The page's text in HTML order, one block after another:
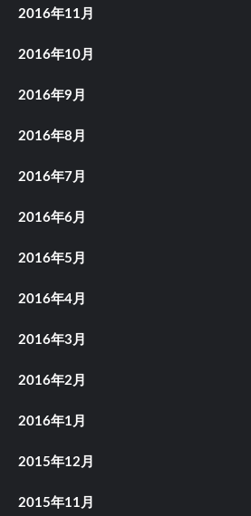
2016年11月
2016年10月
2016年9月
2016年8月
2016年7月
2016年6月
2016年5月
2016年4月
2016年3月
2016年2月
2016年1月
2015年12月
2015年11月